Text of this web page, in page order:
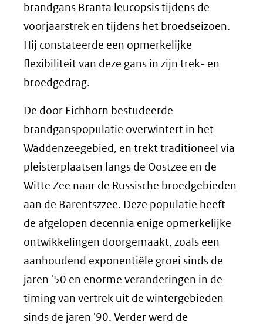
brandgans Branta leucopsis tijdens de
voorjaarstrek en tijdens het broedseizoen.
Hij constateerde een opmerkelijke
flexibiliteit van deze gans in zijn trek- en
broedgedrag.
De door Eichhorn bestudeerde
brandganspopulatie overwintert in het
Waddenzeegebied, en trekt traditioneel via
pleisterplaatsen langs de Oostzee en de
Witte Zee naar de Russische broedgebieden
aan de Barentszzee. Deze populatie heeft
de afgelopen decennia enige opmerkelijke
ontwikkelingen doorgemaakt, zoals een
aanhoudend exponentiële groei sinds de
jaren '50 en enorme veranderingen in de
timing van vertrek uit de wintergebieden
sinds de jaren '90. Verder werd de